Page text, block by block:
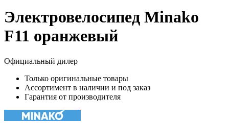
Электровелосипед Minako
F11 оранжевый
Официальный дилер
Только оригинальные товары
Ассортимент в наличии и под заказ
Гарантия от производителя